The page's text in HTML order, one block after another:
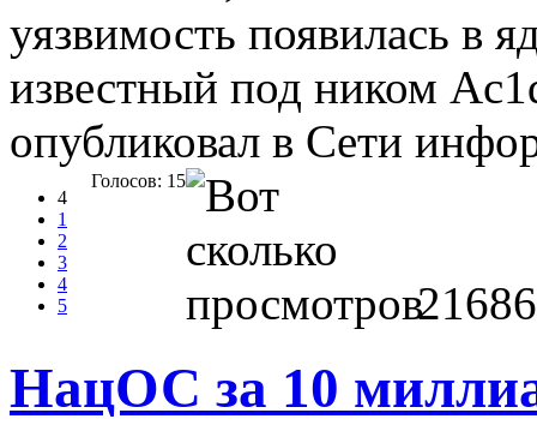
уязвимость появилась в
известный под ником
опубликовал в Сети
4
1
2
3
4
5
Голосов: 15
21686
НацОС за 10